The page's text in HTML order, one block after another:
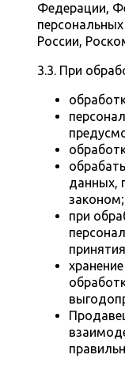
Федерации,
России,
3.3. При
данных,
законом;
при